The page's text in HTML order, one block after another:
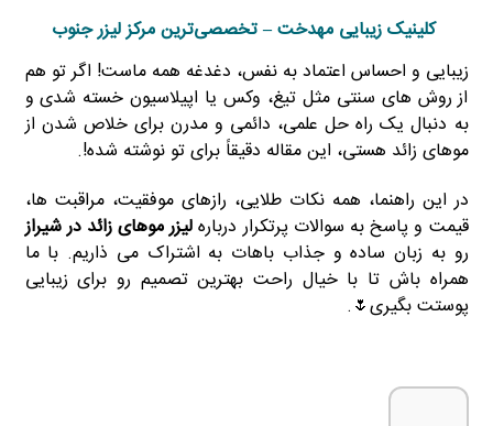
کلینیک زیبایی مهدخت – تخصصی‌ترین مرکز لیزر جنوب
زیبایی و احساس اعتماد به نفس، دغدغه همه ماست! اگر تو هم
از روش‌ های سنتی مثل تیغ، وکس یا اپیلاسیون خسته شدی و
به دنبال یک راه‌ حل علمی، دائمی و مدرن برای خلاص شدن از
موهای زائد هستی، این مقاله دقیقاً برای تو نوشته شده!.
در این راهنما، همه نکات طلایی، رازهای موفقیت، مراقبت‌ ها،
قیمت و پاسخ به سوالات پرتکرار دربارهلیزر موهای زائد در شیراز
رو به زبان ساده و جذاب باهات به اشتراک می‌ ذاریم. با ما
همراه باش تا با خیال راحت بهترین تصمیم رو برای زیبایی
پوستت بگیری🌷.